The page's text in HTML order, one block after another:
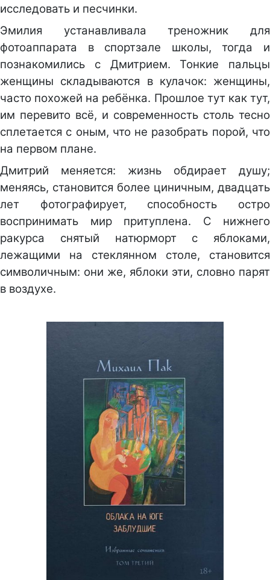
исследовать и песчинки.
Эмилия устанавливала треножник для
фотоаппарата в спортзале школы, тогда и
познакомились с Дмитрием. Тонкие пальцы
женщины складываются в кулачок: женщины,
часто похожей на ребёнка. Прошлое тут как тут,
им перевито всё, и современность столь тесно
сплетается с оным, что не разобрать порой, что
на первом плане.
Дмитрий меняется: жизнь обдирает душу;
меняясь, становится более циничным, двадцать
лет фотографирует, способность остро
воспринимать мир притуплена. С нижнего
ракурса снятый натюрморт с яблоками,
лежащими на стеклянном столе, становится
символичным: они же, яблоки эти, словно парят
в воздухе.